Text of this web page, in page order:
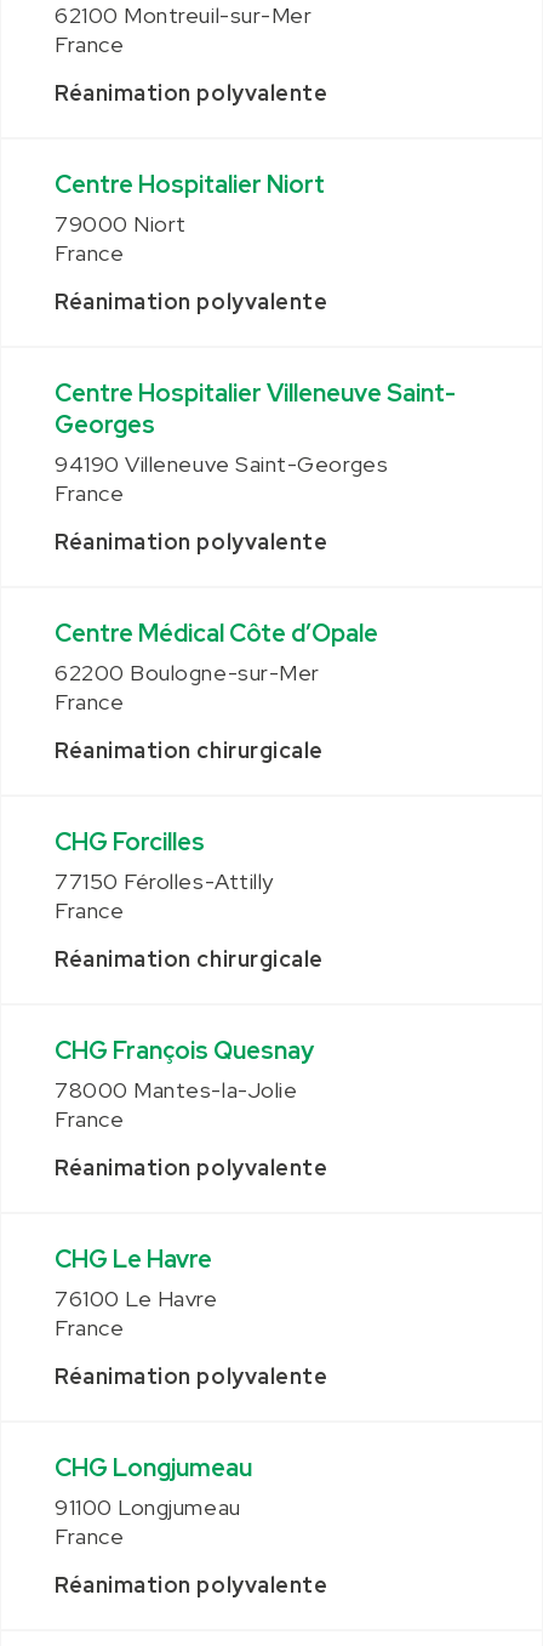
62100 Montreuil-sur-Mer
France
Réanimation polyvalente
Centre Hospitalier Niort
79000 Niort
France
Réanimation polyvalente
Centre Hospitalier Villeneuve Saint-
Georges
94190 Villeneuve Saint-Georges
France
Réanimation polyvalente
Centre Médical Côte d’Opale
62200 Boulogne-sur-Mer
France
Réanimation chirurgicale
CHG Forcilles
77150 Férolles-Attilly
France
Réanimation chirurgicale
CHG François Quesnay
78000 Mantes-la-Jolie
France
Réanimation polyvalente
CHG Le Havre
76100 Le Havre
France
Réanimation polyvalente
CHG Longjumeau
91100 Longjumeau
France
Réanimation polyvalente